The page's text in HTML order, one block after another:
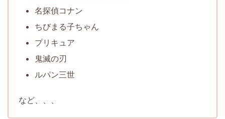
名探偵コナン
ちびまる子ちゃん
プリキュア
鬼滅の刃
ルパン三世
など、、、